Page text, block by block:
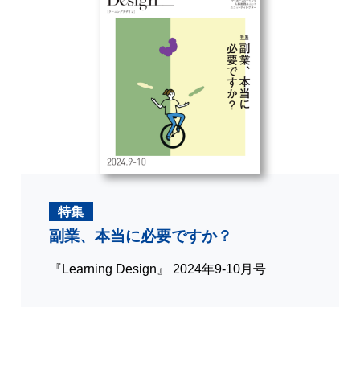
特集
副業、本当に必要ですか？
『Learning Design』 2024年9-10月号